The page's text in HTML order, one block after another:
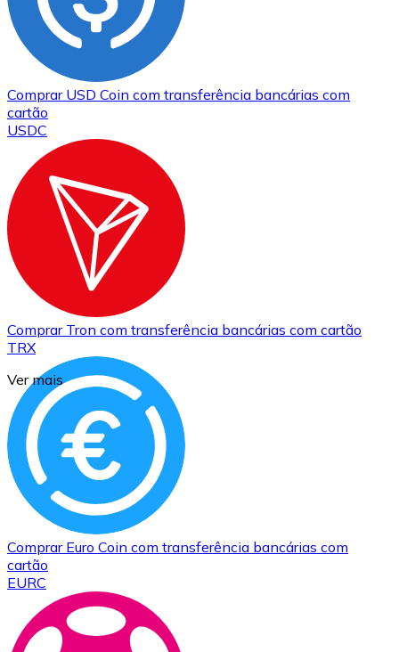
Comprar USD Coin com transferência bancárias com
cartão
USDC
Comprar Tron com transferência bancárias com cartão
TRX
Comprar Euro Coin com transferência bancárias com
cartão
EURC
Ver mais